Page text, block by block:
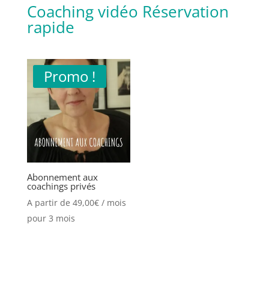
Coaching vidéo Réservation
rapide
Promo !
Abonnement aux
coachings privés
A partir de 49,00€ / mois
pour 3 mois